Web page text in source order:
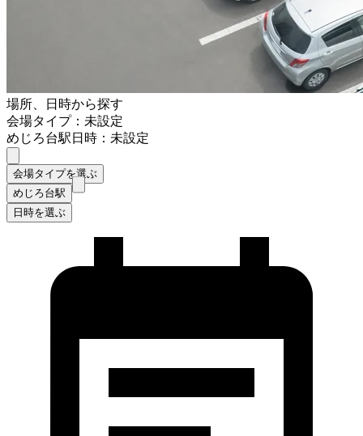
場所、日時から探す
会場タイプ：未設定
めじろ台駅日時：未設定
会場タイプを選ぶ
めじろ台駅
日時を選ぶ